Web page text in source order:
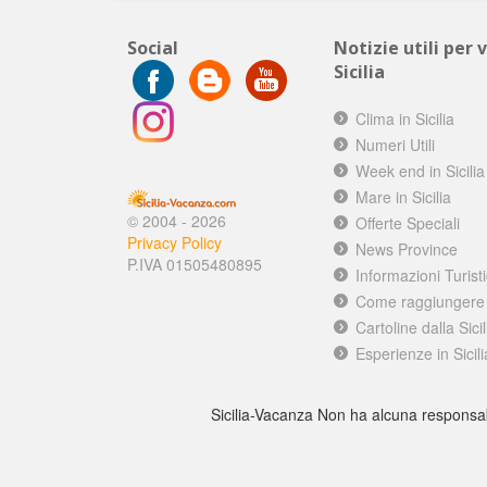
Social
© 2004 - 2026
Privacy Policy
P.IVA 01505480895
Notizie utili per
Sicilia
Clima in Sicilia
Numeri Utili
Week end in Sicilia
Mare in Sicilia
Offerte Speciali
News Province
Informazioni
Come
Cartoline dalla
Esperienze in
Sicilia-Vacanza Non ha alcuna